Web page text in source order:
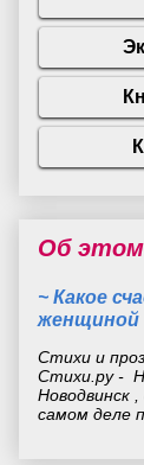
Об этом
~ Какое
женщиной
Стихи и
Стихи.ру -
Новодвинск
самом деле